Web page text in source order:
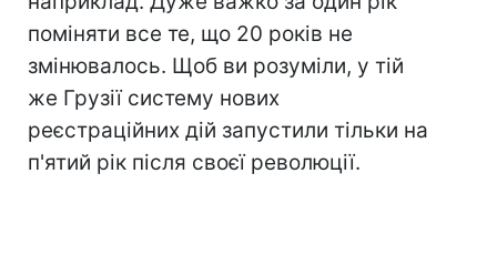
поміняти все те, що 20 років не
змінювалось. Щоб ви розуміли, у тій
же Грузії систему нових
реєстраційних дій запустили тільки на
п'ятий рік після своєї революції.